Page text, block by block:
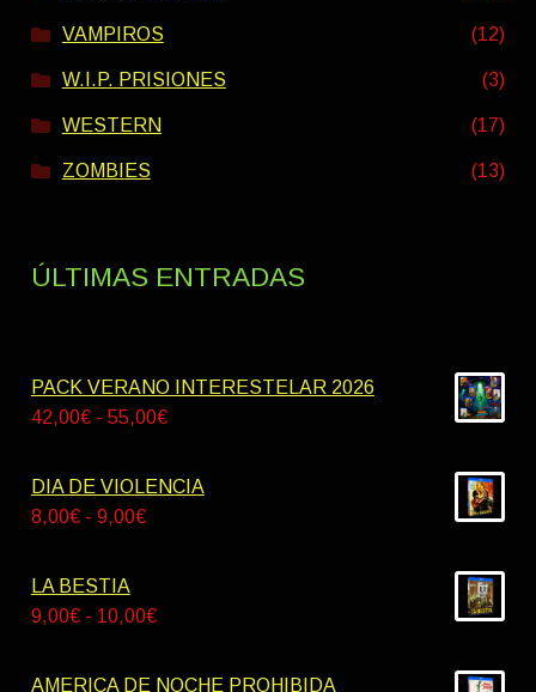
VAMPIROS (12)
W.I.P. PRISIONES (3)
WESTERN (17)
ZOMBIES (13)
ÚLTIMAS ENTRADAS
PACK VERANO INTERESTELAR 2026
42,00€ - 55,00€Rango
precios:
DIA DE VIOLENCIA
8,00€ - 9,00€Rango
desde
LA BESTIA
9,00€ - 10,00€Rango
precios:
AMERICA DE NOCHE PROHIBIDA